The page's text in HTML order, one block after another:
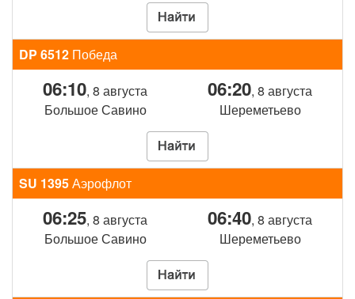
DP 6512 Победа
06:10, 8 августа
Большое Савино
06:20, 8 августа
Шереметьево
SU 1395Аэрофлот
06:25, 8 августа
Большое Савино
06:40, 8 августа
Шереметьево